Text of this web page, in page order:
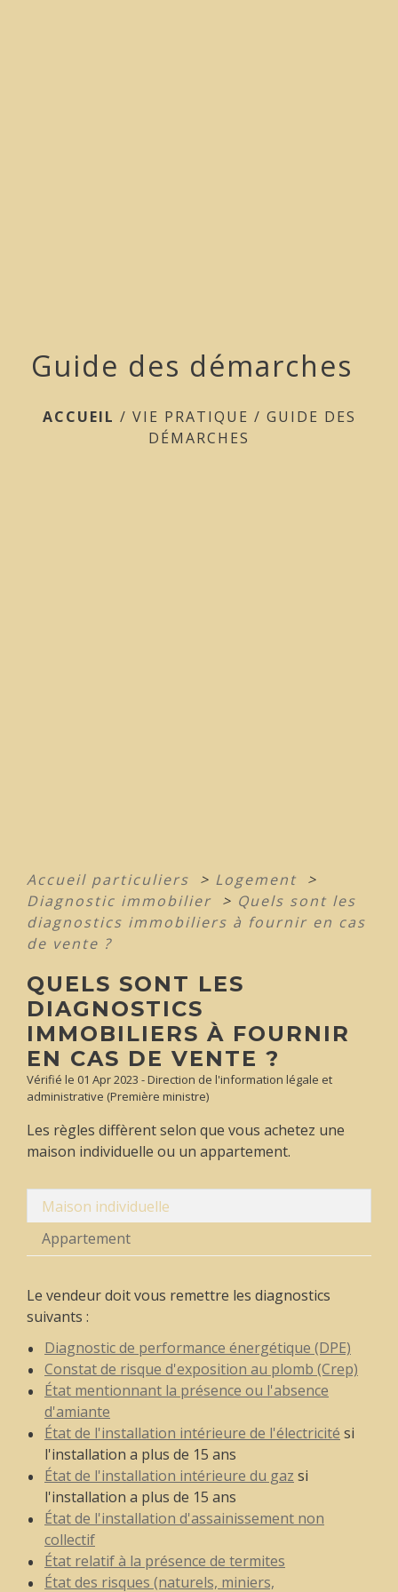
Guide des démarches
ACCUEIL / VIE PRATIQUE / GUIDE DES
DÉMARCHES
Accueil particuliers > Logement >
Diagnostic immobilier > Quels sont les
diagnostics immobiliers à fournir en cas
de vente ?
QUELS SONT LES
DIAGNOSTICS
IMMOBILIERS À FOURNIR
EN CAS DE VENTE ?
Vérifié le 01 Apr 2023 - Direction de l'information légale et
administrative (Première ministre)
Les règles diffèrent selon que vous achetez une
maison individuelle ou un appartement.
Maison individuelle
Appartement
Le vendeur doit vous remettre les diagnostics
suivants :
Diagnostic de performance énergétique (DPE)
Constat de risque d'exposition au plomb (Crep)
État mentionnant la présence ou l'absence
d'amiante
État de l'installation intérieure de l'électricité si
l'installation a plus de 15 ans
État de l'installation intérieure du gaz si
l'installation a plus de 15 ans
État de l'installation d'assainissement non
collectif
État relatif à la présence de termites
État des risques (naturels, miniers,